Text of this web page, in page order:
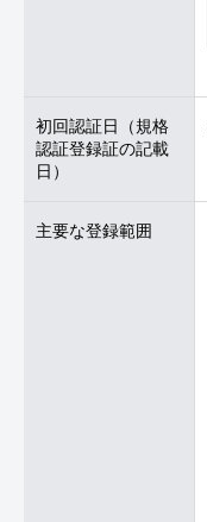
初回認証日
（規格
認証登録証の記載
日）
主要な登録範囲